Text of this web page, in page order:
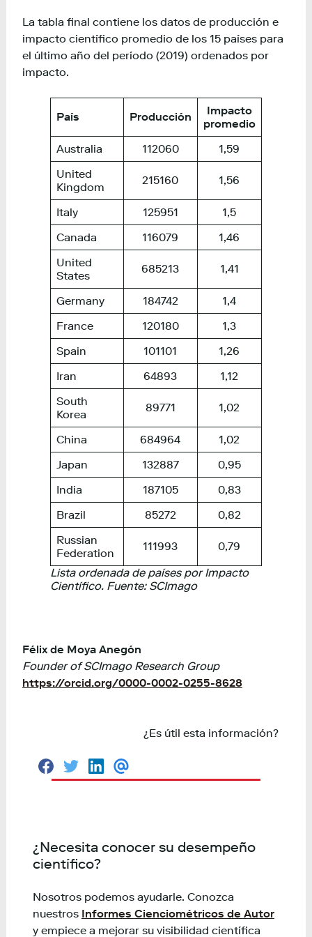
La tabla final contiene los datos de producción e
impacto científico promedio de los 15 países para
el último año del período (2019) ordenados por
impacto.
País Producción
Impacto
promedio
Australia
112060
1,59
United
Kingdom
215160 1,56
Italy 125951
1,5
Canada
116079
1,46
United
States
685213 1,41
Germany 184742
1,4
France
120180
1,3
Spain
101101
1,26
Iran
64893
1,12
South
Korea
89771 1,02
China 684964
1,02
Japan
132887
0,95
India
187105
0,83
Brazil
85272
0,82
Russian
Federation
111993
0,79
Lista ordenada de países por Impacto
Científico. Fuente: SCImago
Félix de Moya Anegón
Founder of SCImago Research Group
https://orcid.org/0000-0002-0255-8628
¿Es útil esta información?
C
o
i
r
e
a
e
b
C
o
i
r
e
w
t
t
C
o
i
r
e
i
k
e
C
o
i
r
c
r
r
¿Necesita conocer su desempeño
científico?
Nosotros podemos ayudarle. Conozca
nuestros Informes Cienciométricos de Autor
y empiece a mejorar su visibilidad científica